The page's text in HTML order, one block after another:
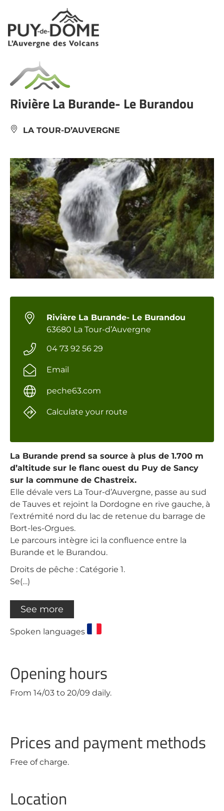
Cookies management panel
Rivière La Burande- Le Burandou
LA TOUR-D’AUVERGNE
La Burande prend sa source à plus de 1.700 m
d’altitude sur le flanc ouest du Puy de Sancy
sur la commune de Chastreix.
Elle dévale vers La Tour-d’Auvergne, passe au sud
de Tauves et rejoint la Dordogne en rive gauche, à
l’extrémité nord du lac de retenue du barrage de
Bort-les-Orgues.
Le parcours intègre ici la confluence entre la
Burande et le Burandou.
Droits de pêche : Catégorie 1.
Se(…)
See more
Spoken languages
Opening hours
From 14/03 to 20/09 daily.
Prices and payment methods
Free of charge.
Location
Rivière La Burande- Le Burandou
63680 La Tour-d’Auvergne
04 73 92 56 29
Email
peche63.com
Calculate your route